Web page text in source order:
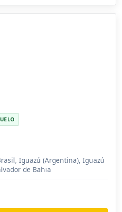
Iguazú (Argentina), Iguazú
de Bahia